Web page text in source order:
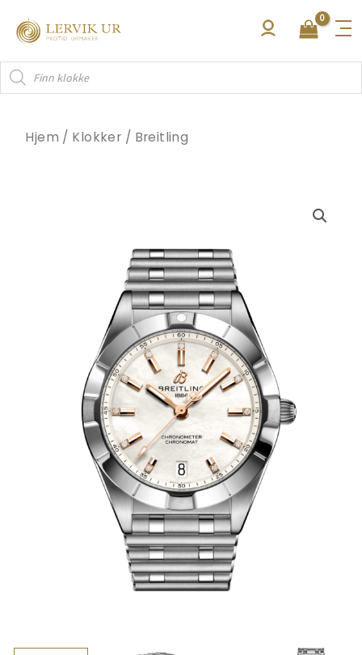
rett
innholdet
Products
search
Hjem / Klokker / Breitling